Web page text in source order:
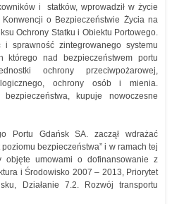
i statków, wprowadził w życie
o Bezpieczeństwie Życia na
Ochrony Statku i Obiektu Portowego.
sprawność zintegrowanego systemu
którego nad bezpieczeństwem portu
ochrony przeciwpożarowej,
ochrony osób i mienia.
kupuje nowoczesne
Portu Gdańsk SA. zaczął wdrażać
bezpieczeństwa” i w ramach tej
objęte umowami o dofinansowanie z
i Środowisko 2007 – 2013, Priorytet
Działanie 7.2. Rozwój transportu